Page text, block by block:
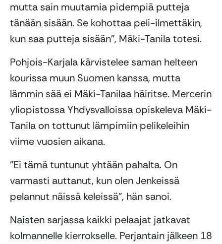
mutta sain muutamia pidempiä putteja
tänään sisään. Se kohottaa peli-ilmettäkin,
kun saa putteja sisään”, Mäki-Tanila totesi.
Pohjois-Karjala kärvistelee saman helteen
kourissa muun Suomen kanssa, mutta
lämmin sää ei Mäki-Tanilaa häiritse. Mercerin
yliopistossa Yhdysvalloissa opiskeleva Mäki-
Tanila on tottunut lämpimiin pelikeleihin
viime vuosien aikana.
”Ei tämä tuntunut yhtään pahalta. On
varmasti auttanut, kun olen Jenkeissä
pelannut näissä keleissä”, hän sanoi.
Naisten sarjassa kaikki pelaajat jatkavat
kolmannelle kierrokselle. Perjantain jälkeen 18